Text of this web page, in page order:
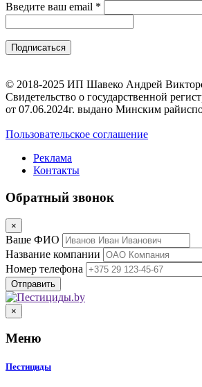
Введите ваш email *
© 2018-2025 ИП Шавеко Андрей
Свидетельство о государственной
от 07.06.2024г. выдано Минским
Пользовательское соглашение
Реклама
Контакты
Обратный звонок
×
Ваше ФИО
Название компании
Номер телефона
×
Меню
Пестициды